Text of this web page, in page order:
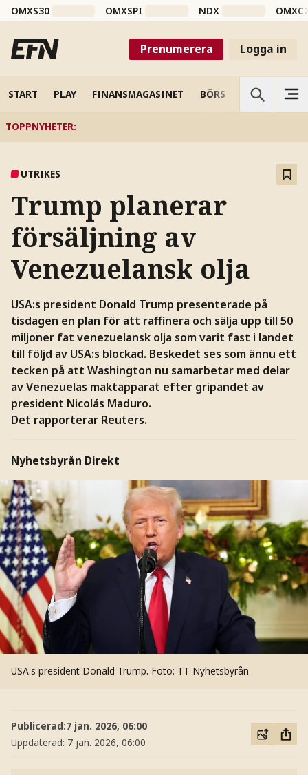
OMXS30 OMXSPI NDX
Prenumerera Logga in
START PLAY FINANSMAGASINET BÖRS VETENSKAP
TOPPNYHETER:
UTRIKES
Trump planerar
försäljning av
Venezuelansk olja
USA:s president Donald Trump presenterade på
tisdagen en plan för att raffinera och sälja upp till 50
miljoner fat venezuelansk olja som varit fast i landet
till följd av USA:s blockad. Beskedet ses som ännu ett
tecken på att Washington nu samarbetar med delar
av Venezuelas maktapparat efter gripandet av
president Nicolás Maduro.
Det rapporterar Reuters.
Nyhetsbyrån Direkt
USA:s president Donald Trump. Foto: TT Nyhetsbyrån
Publicerad:7 jan. 2026, 06:00
Uppdaterad: 7 jan. 2026, 06:00